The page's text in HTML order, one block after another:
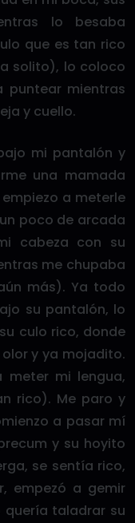
lo besaba
que es tan rico
solito), lo coloco
puntear mientras
y cuello.
mi pantalón y
una mamada
a meterle
poco de arcada
cabeza con su
me chupaba
más). Ya todo
su pantalón, lo
culo rico, donde
y ya mojadito.
meter mi lengua,
rico). Me paro y
a pasar mí
y su hoyito
se sentía rico,
empezó a gemir
taladrar su